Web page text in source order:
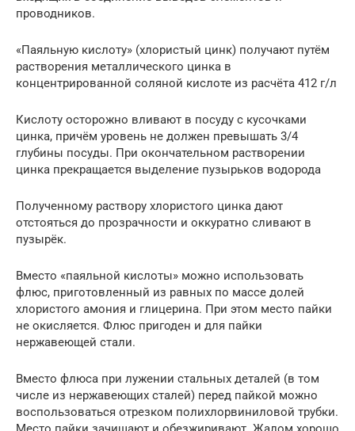
проводников.
«Паяльную кислоту» (хлористый цинк) получают путём
растворения металлического цинка в
концентрированной соляной кислоте из расчёта 412 г/л
Кислоту осторожно вливают в посуду с кусочками
цинка, причём уровень не должен превышать 3/4
глубины посуды. При окончательном растворении
цинка прекращается выделение пузырьков водорода
Полученному раствору хлористого цинка дают
отстояться до прозрачности и оккуратно сливают в
пузырёк.
Вместо «паяльной кислоты» можно использовать
флюс, приготовленный из равных по массе долей
хлористого амония и глицерина. При этом место пайки
не окисляется. Флюс пригоден и для пайки
нержавеющей стали.
Вместо флюса при лужении стальных деталей (в том
числе из нержавеющих сталей) перед пайкой можно
воспользоваться отрезком полихлорвиниловой трубки.